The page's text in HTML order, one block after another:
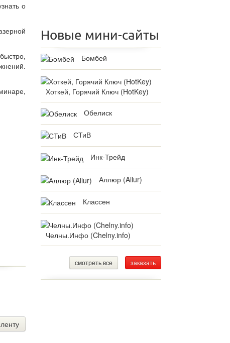
о
Новые мини-сайты
Бомбей
Хоткей, Горячий Ключ (HotKey)
Обелиск
СТиВ
Инк-Трейд
Аллюр (Allur)
Классен
Челны.Инфо (Chelny.info)
смотреть все заказать